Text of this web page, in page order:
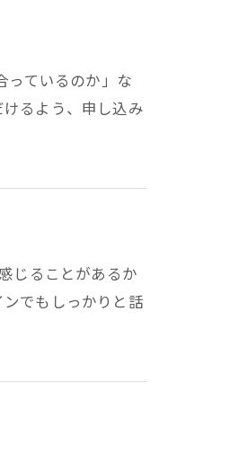
っているのか」な
るよう、申し込み
じることがあるか
でもしっかりと話